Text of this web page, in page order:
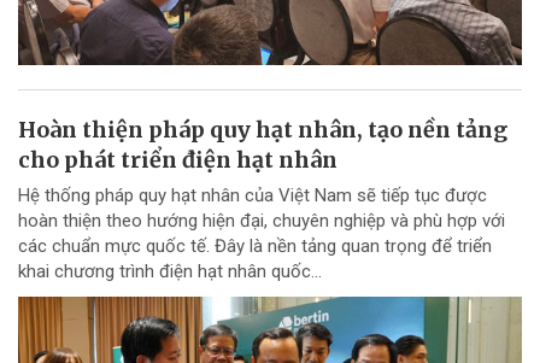
Hoàn thiện pháp quy hạt nhân, tạo nền tảng
cho phát triển điện hạt nhân
Hệ thống pháp quy hạt nhân của Việt Nam sẽ tiếp tục được
hoàn thiện theo hướng hiện đại, chuyên nghiệp và phù hợp với
các chuẩn mực quốc tế. Đây là nền tảng quan trọng để triển
khai chương trình điện hạt nhân quốc...